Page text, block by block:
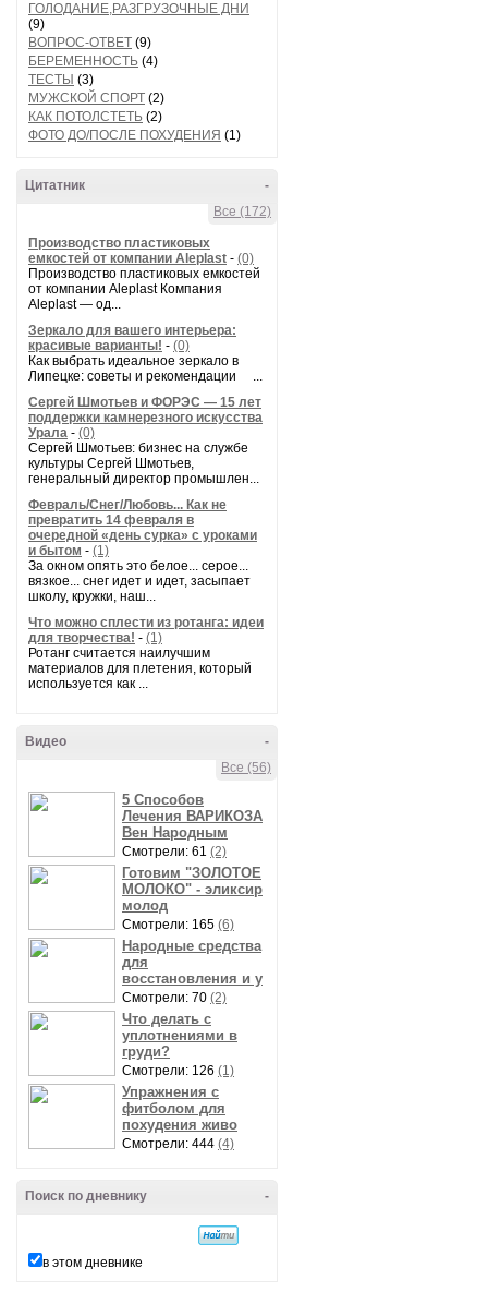
ГОЛОДАНИЕ,РАЗГРУЗОЧНЫЕ ДНИ
(9)
ВОПРОС-ОТВЕТ (9)
БЕРЕМЕННОСТЬ (4)
ТЕСТЫ (3)
МУЖСКОЙ СПОРТ (2)
КАК ПОТОЛСТЕТЬ (2)
ФОТО ДО/ПОСЛЕ ПОХУДЕНИЯ (1)
-
Цитатник
Все (172)
Производство пластиковых
емкостей от компании Aleplast - (0)
Производство пластиковых емкостей
от компании Aleplast Компания
Aleplast — од...
Зеркало для вашего интерьера:
красивые варианты! - (0)
Как выбрать идеальное зеркало в
Липецке: советы и рекомендации ...
Сергей Шмотьев и ФОРЭС — 15 лет
поддержки камнерезного искусства
Урала - (0)
Сергей Шмотьев: бизнес на службе
культуры Сергей Шмотьев,
генеральный директор промышлен...
Февраль/Снег/Любовь... Как не
превратить 14 февраля в
очередной «день сурка» с уроками
и бытом - (1)
За окном опять это белое... серое...
вязкое... снег идет и идет, засыпает
школу, кружки, наш...
Что можно сплести из ротанга: идеи
для творчества! - (1)
Ротанг считается наилучшим
материалов для плетения, который
используется как ...
-
Видео
Все (56)
5 Способов
Лечения ВАРИКОЗА
Вен Народным
Смотрели: 61 (2)
Готовим "ЗОЛОТОЕ
МОЛОКО" - эликсир
молод
Смотрели: 165 (6)
Народные средства
для
восстановления и у
Смотрели: 70 (2)
Что делать с
уплотнениями в
груди?
Смотрели: 126 (1)
Упражнения с
фитболом для
похудения живо
Смотрели: 444 (4)
-
Поиск по дневнику
в этом дневнике